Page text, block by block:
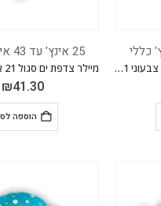
מיילר צדפת ים צבע ריינבו צבעוני 21 אינ"ץ *מגיע בסיטונאות חבילה של 5 יח'*
25 אינץ' עד 43 אינץ' כללי
₪41.30
הוספה